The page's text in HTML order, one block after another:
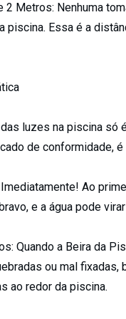
2 Metros: Nenhuma
piscina. Essa é a
luzes na piscina
de conformidade,
Ao
e a água pode
Quando a Beira da
ou mal
ao redor da piscina.